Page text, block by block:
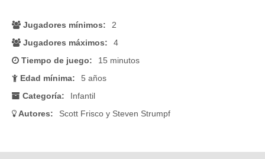
Jugadores mínimos:
2
Jugadores máximos:
4
Tiempo de juego:
15 minutos
Edad mínima:
5 años
Categoría:
Infantil
Autores:
Scott Frisco y Steven Strumpf